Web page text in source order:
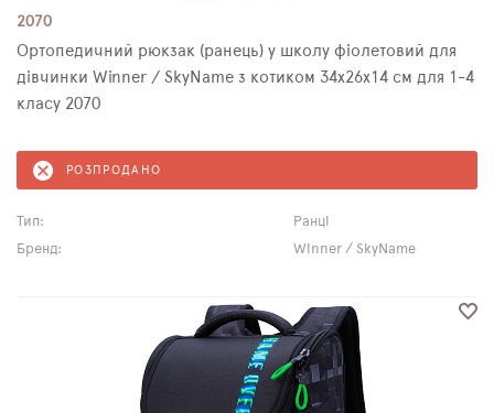
2070
Ортопедичний рюкзак (ранець) у школу фіолетовий для
дівчинки Winner / SkyName з котиком 34х26х14 см для 1-4
класу 2070
РОЗПРОДАНО
Тип:
Ранці
Бренд:
Winner / SkyName